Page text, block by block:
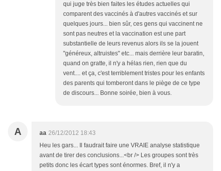
qui juge très bien faites les études actuelles qui
comparent des vaccinés à d'autres vaccinés et sur
quelques jours... bien sûr, ces gens qui vaccinent ne
sont pas neutres et la vaccination est une part
substantielle de leurs revenus alors ils se la jouent
"généreux, altruistes" etc... mais derrière leur baratin,
quand on gratte, il n'y a hélas rien, rien que du
vent.... et ça, c'est terriblement tristes pour les enfants
des parents qui tomberont dans le piège de ce type
de discours... Bonne soirée, bien à vous.
A aa 26/12/2012 18:43
Heu les gars... Il faudrait faire une VRAIE analyse statistique
avant de tirer des conclusions...<br /> Les groupes sont très
petits donc les écart types sont énormes. Bref, il n'y a